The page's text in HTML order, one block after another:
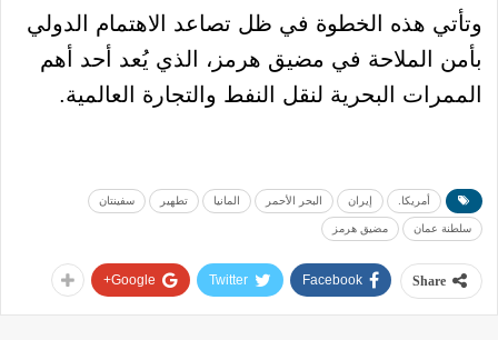
وتأتي هذه الخطوة في ظل تصاعد الاهتمام الدولي
بأمن الملاحة في مضيق هرمز، الذي يُعد أحد أهم
الممرات البحرية لنقل النفط والتجارة العالمية.
أمريكا. إيران البحر الأحمر المانيا تطهير سفينتان
سلطنة عمان مضيق هرمز
Share
Facebook
Twitter
Google+